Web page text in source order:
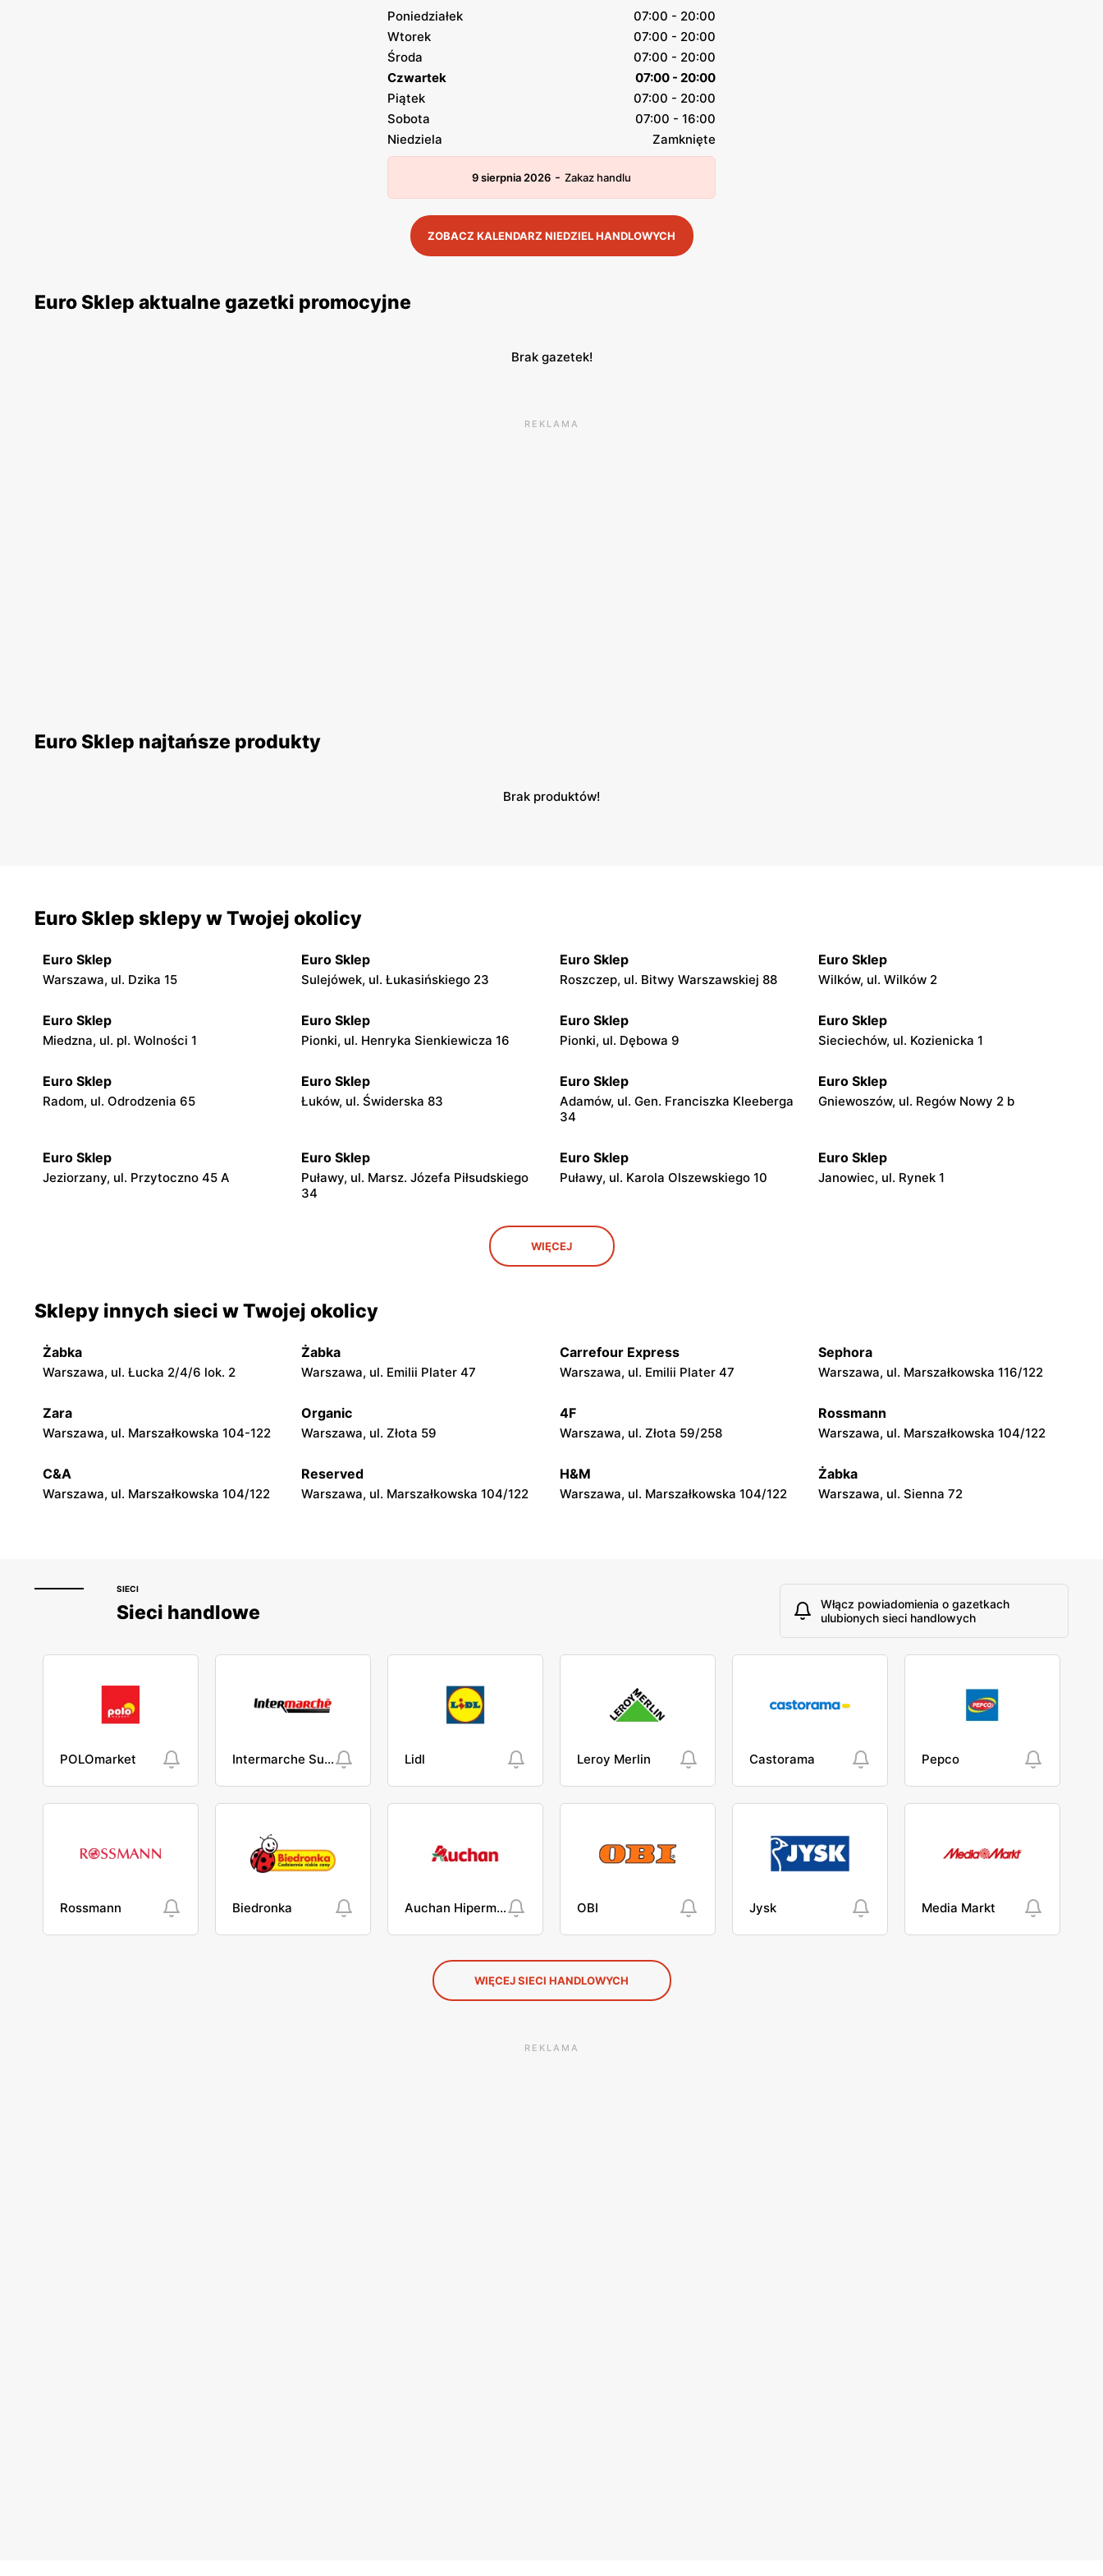
Poniedziałek
07:00 - 20:00
Wtorek
07:00 - 20:00
Środa
07:00 - 20:00
Czwartek
07:00 - 20:00
Piątek
07:00 - 20:00
Sobota
07:00 - 16:00
Niedziela
Zamknięte
9 sierpnia 2026 - Zakaz handlu
ZOBACZ KALENDARZ NIEDZIEL HANDLOWYCH
Euro Sklep aktualne gazetki promocyjne
Brak gazetek!
REKLAMA
Euro Sklep najtańsze produkty
Brak produktów!
Euro Sklep sklepy w Twojej okolicy
Euro Sklep
Warszawa, ul. Dzika 15
Euro Sklep
Sulejówek, ul. Łukasińskiego 23
Euro Sklep
Roszczep, ul. Bitwy Warszawskiej 88
Euro Sklep
Wilków, ul. Wilków 2
Euro Sklep
Miedzna, ul. pl. Wolności 1
Euro Sklep
Pionki, ul. Henryka Sienkiewicza 16
Euro Sklep
Pionki, ul. Dębowa 9
Euro Sklep
Sieciechów, ul. Kozienicka 1
Euro Sklep
Radom, ul. Odrodzenia 65
Euro Sklep
Łuków, ul. Świderska 83
Euro Sklep
Adamów, ul. Gen. Franciszka Kleeberga
34
Euro Sklep
Gniewoszów, ul. Regów Nowy 2 b
Euro Sklep
Jeziorzany, ul. Przytoczno 45 A
Euro Sklep
Puławy, ul. Marsz. Józefa Piłsudskiego
34
Euro Sklep
Puławy, ul. Karola Olszewskiego 10
Euro Sklep
Janowiec, ul. Rynek 1
Kazimierz Dolny, ul. Wierzchoniów 31
Euro Sklep
Końskie, ul. Niepodległości 7
Abramów, ul. 22 Lipca 2A Wilków, ul. Wilków 4
Euro Sklep
Siemiatycze, ul. Adama Mickiewicza 7
Euro Sklep
Suchedniów, ul. Mickiewicza 25
Euro Sklep
Józefów nad Wisłą, ul. pl. Wolności 27
Euro Sklep
Ostrowiec Świętokrzyski al. Jana Pawła
Euro Sklep Euro Sklep Euro Sklep
Władysława Sikorskiego 41
Euro Sklep
Patronackie 16 A
WIĘCEJ
Sklepy innych sieci w Twojej okolicy
Żabka
Warszawa, ul. Łucka 2/4/6 lok. 2
Żabka
Warszawa, ul. Emilii Plater 47
Carrefour Express
Warszawa, ul. Emilii Plater 47
Sephora
Warszawa, ul. Marszałkowska 116/122
Zara
Warszawa, ul. Marszałkowska 104-122
Organic
Warszawa, ul. Złota 59
4F
Warszawa, ul. Złota 59/258
Rossmann
Warszawa, ul. Marszałkowska 104/122
C&A
Warszawa, ul. Marszałkowska 104/122
Reserved
Warszawa, ul. Marszałkowska 104/122
H&M
Warszawa, ul. Marszałkowska 104/122
Żabka
Warszawa, ul. Sienna 72
SIECI
Sieci handlowe
Włącz powiadomienia o gazetkach
ulubionych sieci handlowych
POLOmarket Intermarche Super Lidl Leroy Merlin Castorama Pepco
Rossmann Biedronka Auchan Hipermarket OBI Jysk Media Markt
WIĘCEJ SIECI HANDLOWYCH
REKLAMA